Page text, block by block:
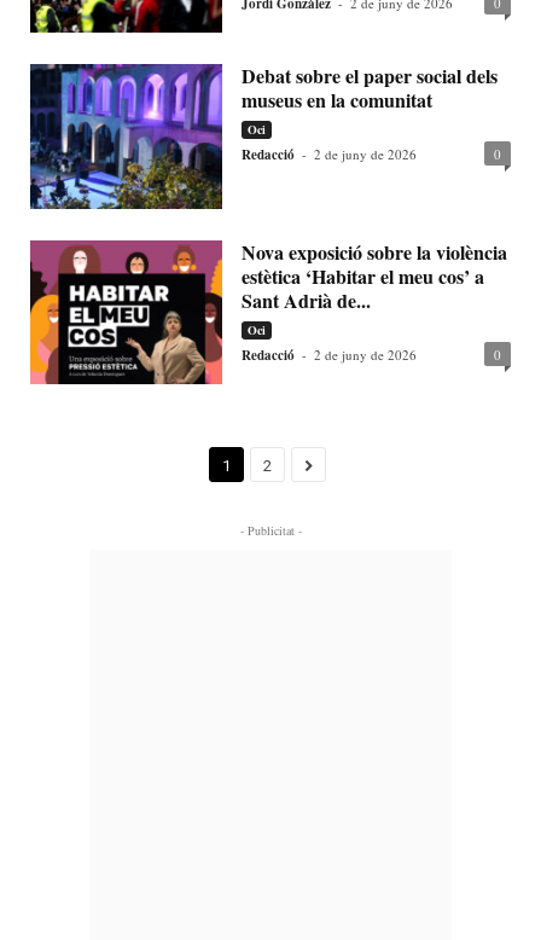
Debat sobre el paper social dels
museus en la comunitat
Oci
Redacció - 2 de juny de 2026 0
Nova exposició sobre la violència
estètica ‘Habitar el meu cos’ a
Sant Adrià de...
Oci
Redacció - 2 de juny de 2026 0
1 2
- Publicitat -